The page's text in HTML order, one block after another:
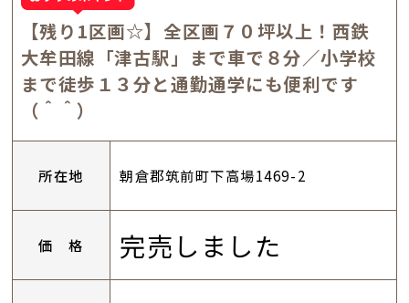
【残り1区画☆】全区画７０坪以上！西鉄
大牟田線「津古駅」まで車で８分／小学校
まで徒歩１３分と通勤通学にも便利です
（＾＾）
所在地 朝倉郡筑前町下高場1469-2
価 格 完売しました